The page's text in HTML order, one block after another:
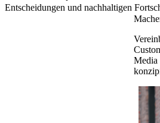
Entscheidungen und nachhaltigen
Media